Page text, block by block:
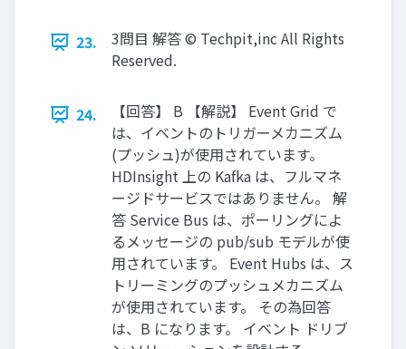
23.
3問目 解答 © Techpit,inc All Rights
Reserved.
24.
【回答】 B 【解説】 Event Grid で
は、イベントのトリガーメカニズム
(プッシュ)が使用されています。
HDInsight 上の Kafka は、フルマネ
ージドサービスではありません。 解
答 Service Bus は、ポーリングによ
るメッセージの pub/sub モデルが使
用されています。 Event Hubs は、ス
トリーミングのプッシュメカニズム
が使用されています。 その為回答
は、B になります。 イベント ドリブ